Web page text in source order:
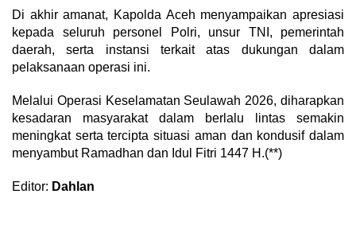
Di akhir amanat, Kapolda Aceh menyampaikan apresiasi
kepada seluruh personel Polri, unsur TNI, pemerintah
daerah, serta instansi terkait atas dukungan dalam
pelaksanaan operasi ini.
Melalui Operasi Keselamatan Seulawah 2026, diharapkan
kesadaran masyarakat dalam berlalu lintas semakin
meningkat serta tercipta situasi aman dan kondusif dalam
menyambut Ramadhan dan Idul Fitri 1447 H.(**)
Editor: Dahlan